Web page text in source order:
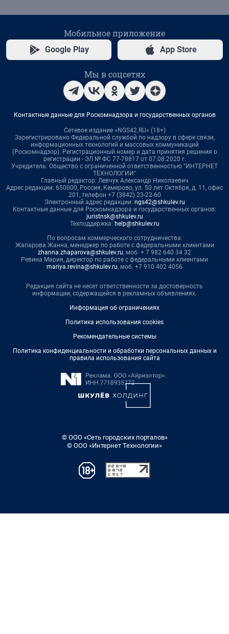
Мобильное приложение
Google Play App Store
Мы в соцсетях
Контактные данные для Роскомнадзора и государственных органов
Сетевое издание «NGS42.RU» (18+)
Зарегистрировано Федеральной службой по надзору в сфере связи,
информационных технологий и массовых коммуникаций
(Роскомнадзор). Регистрационный номер и дата принятия решения о
регистрации - ЭЛ № ФС 77-78817 от 07.08.2020 г.
Учредитель: Общество с ограниченной ответственностью "ИНТЕРНЕТ
ТЕХНОЛОГИИ"
Главный редактор: Левчук Александр Николаевич
Адрес редакции: 650000, Россия, Кемерово, ул. 50 лет Октября, д. 11, офис
201, телефон +7 (3842) 23-22-60
Электронный адрес редакции: ngs42@shkulev.ru
Контактные данные для Роскомнадзора и государственных органов:
juristnsk@shkulev.ru
Техподдержка: help@shkulev.ru
По вопросам коммерческого сотрудничества:
Жапарова Жанна, менеджер по работе с федеральными клиентами
zhanna.zhaparova@shkulev.ru, моб. + 7 982 640 34 32
Ревина Мария, директор по работе с федеральными клиентами
mariya.revina@shkulev.ru, моб. +7 910 402 4056
Редакция сайта не несет ответственности за достоверность
информации, содержащейся в рекламных объявлениях.
Информация об ограничениях
Политика использования cookies
Рекомендательные системы
Политика конфиденциальности и обработки персональных данных и
правила использования сайта
© ООО «Сеть городских порталов»
© ООО «Интернет Технологии»